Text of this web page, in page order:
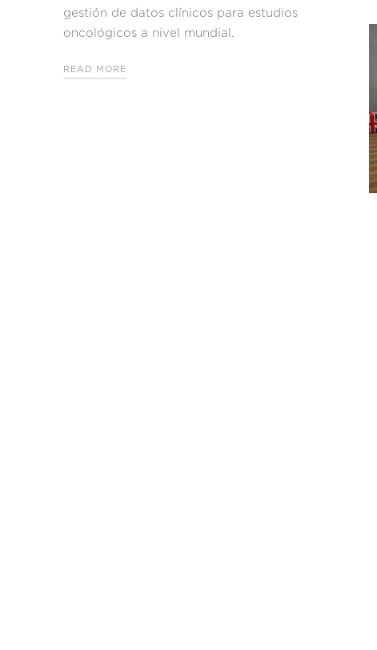
gestión de datos clínicos para estudios
oncológicos a nivel mundial.
READ MORE